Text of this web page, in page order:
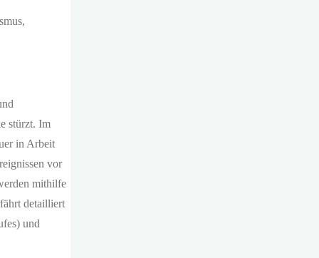
stürzt. Im
in Arbeit
vor
mithilfe
detailliert
und